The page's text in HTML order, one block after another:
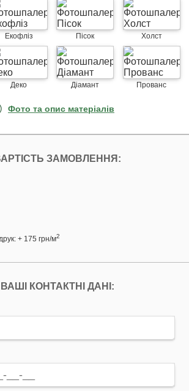
Екофліз Пісок Холст
Деко Діамант Прованс
Фото та опис матеріалів
ЗАМОВЛЕННЯ:
+ 175 грн/м2
ВАШІ КОНТАКТНІ ДАНІ: